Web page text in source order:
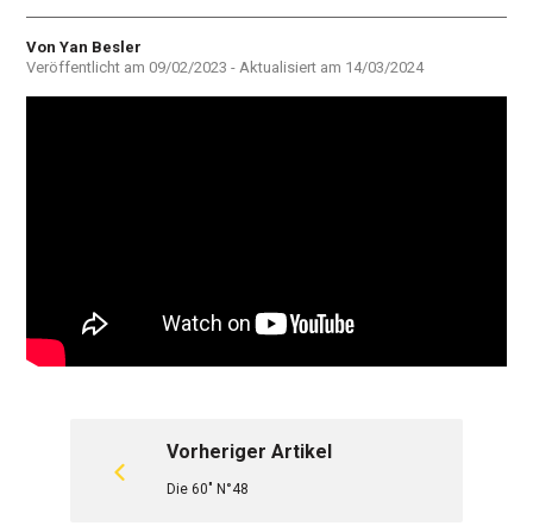
Autor
Von Yan Besler
Veröffentlicht am 09/02/2023 - Aktualisiert am 14/03/2024
Vorheriger Artikel
Die 60" N°48